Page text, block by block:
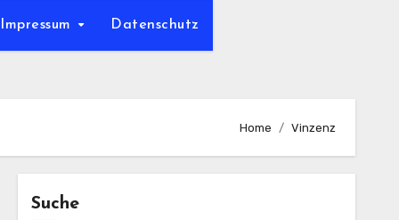
Impressum Datenschutz
Home Vinzenz
Suche